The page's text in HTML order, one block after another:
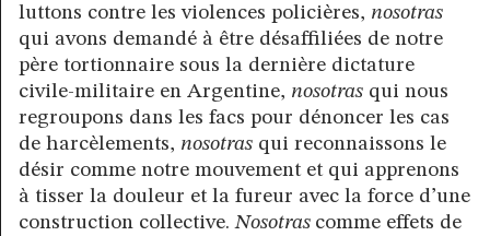
luttons contre les violences policières, nosotras
qui avons demandé à être désaffiliées de notre
père tortionnaire sous la dernière dictature
civile-militaire en Argentine, nosotras qui nous
regroupons dans les facs pour dénoncer les cas
de harcèlements, nosotras qui reconnaissons le
désir comme notre mouvement et qui apprenons
à tisser la douleur et la fureur avec la force d’une
construction collective.Nosotras comme effets de